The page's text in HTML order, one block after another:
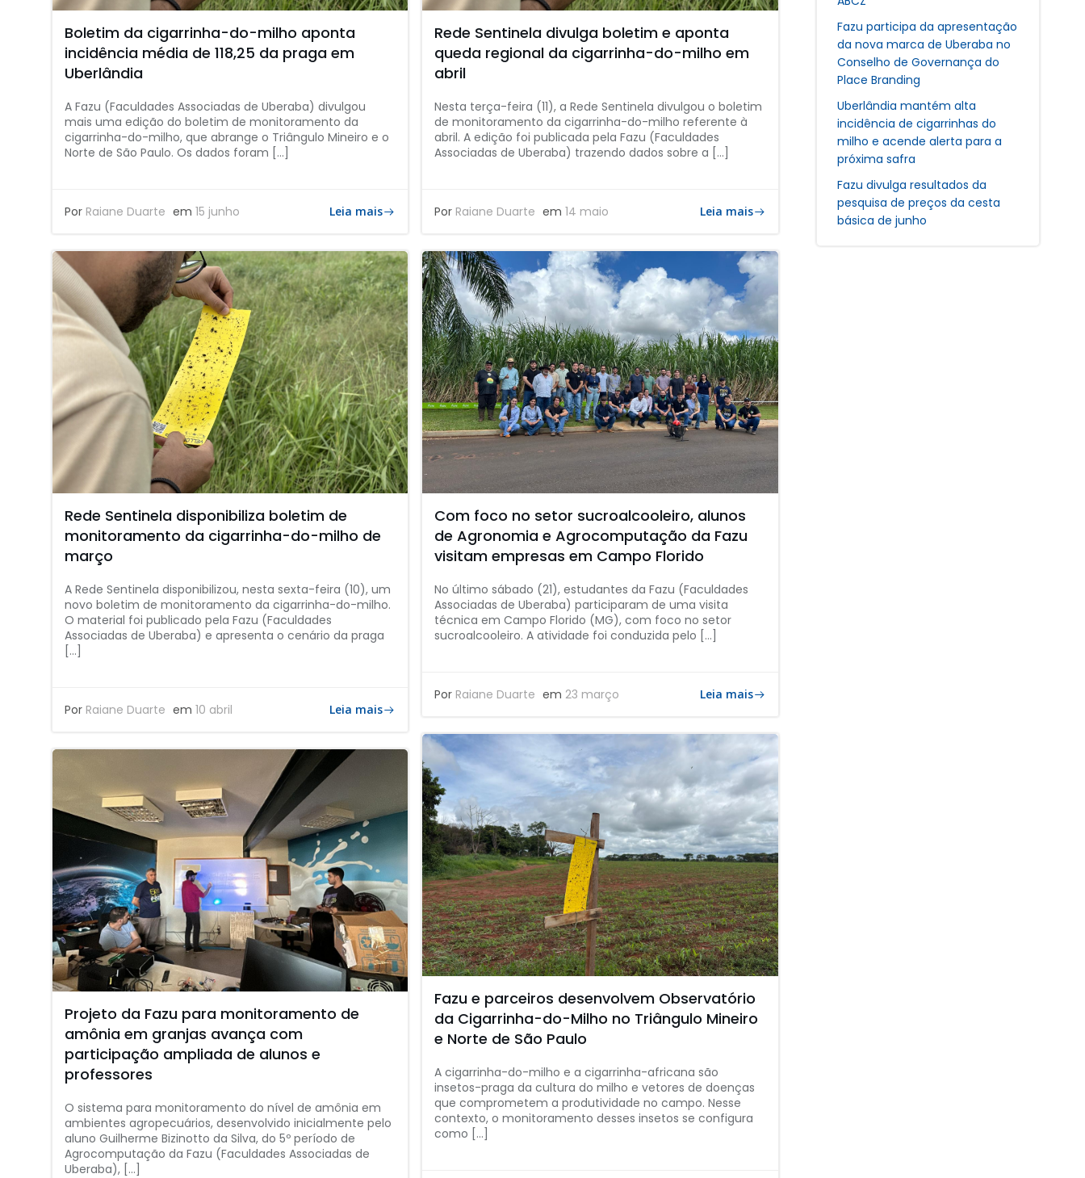
Boletim da cigarrinha-do-milho aponta
incidência média de 118,25 da praga em
Uberlândia
A Fazu (Faculdades Associadas de Uberaba) divulgou
mais uma edição do boletim de monitoramento da
cigarrinha-do-milho, que abrange o Triângulo Mineiro e o
Norte de São Paulo. Os dados foram […]
Por Raiane Duarte em 15 junho Leia mais
Rede Sentinela divulga boletim e aponta
queda regional da cigarrinha-do-milho em
abril
Nesta terça-feira (11), a Rede Sentinela divulgou o boletim
de monitoramento da cigarrinha-do-milho referente à
abril. A edição foi publicada pela Fazu (Faculdades
Associadas de Uberaba) trazendo dados sobre a […]
Por Raiane Duarte em14 maio Leia mais
Rede Sentinela disponibiliza boletim de
monitoramento da cigarrinha-do-milho de
março
A Rede Sentinela disponibilizou, nesta sexta-feira (10), um
novo boletim de monitoramento da cigarrinha-do-milho.
O material foi publicado pela Fazu (Faculdades
Associadas de Uberaba) e apresenta o cenário da praga
[…]
Por Raiane Duarte em 10 abril Leia mais
Com foco no setor sucroalcooleiro, alunos
de Agronomia e Agrocomputação da Fazu
visitam empresas em Campo Florido
No último sábado (21), estudantes da Fazu (Faculdades
Associadas de Uberaba) participaram de uma visita
técnica em Campo Florido (MG), com foco no setor
sucroalcooleiro. A atividade foi conduzida pelo […]
Por Raiane Duarte em 23 março Leia mais
Fazu e parceiros desenvolvem Observatório
da Cigarrinha-do-Milho no Triângulo Mineiro
e Norte de São Paulo
A cigarrinha-do-milho e a cigarrinha-africana são
insetos-praga da cultura do milho e vetores de doenças
que comprometem a produtividade no campo. Nesse
contexto, o monitoramento desses insetos se configura
como […]
Projeto da Fazu para monitoramento de
amônia em granjas avança com
participação ampliada de alunos e
professores
O sistema para monitoramento do nível de amônia em
ambientes agropecuários, desenvolvido inicialmente pelo
aluno Guilherme Bizinotto da Silva, do 5º período de
Agrocomputação da Fazu (Faculdades Associadas de
Uberaba), […]
Fazu participa da apresentação
da nova marca de Uberaba no
Conselho de Governança do
Place Branding
Uberlândia mantém alta
incidência de cigarrinhas do
milho e acende alerta para a
próxima safra
Fazu divulga resultados da
pesquisa de preços da cesta
básica de junho